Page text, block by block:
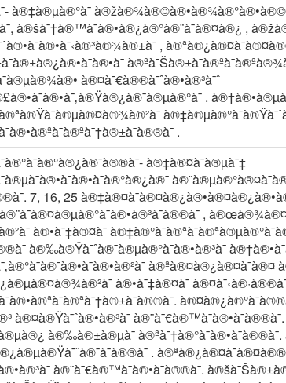
à®‡à®µà®°à¯
à®šà¯†à®™à¯à®•à®¿à®°à®¨à¯à®¤à®¿ ,
,
à®¤à¯€à®®à¯ˆà®•à®³à¯ˆ
.
.
à®‡à®¤à¯à®µà¯‡
7, 16, 25
,
à®•à¯‡à®¤à¯
à®‰à®Ÿà¯ˆà®¯à®µà®°à¯à®•à®³à¯
à®•à¯‡à®¤à¯
à®¤à®Ÿà¯ˆà®•à®³à¯
à®‰à®±à®µà¯ à®ªà¯†à®°à¯à®•à¯à®®à¯.
.
à®¨à¯€à®™à¯à®•à¯à®®à¯.